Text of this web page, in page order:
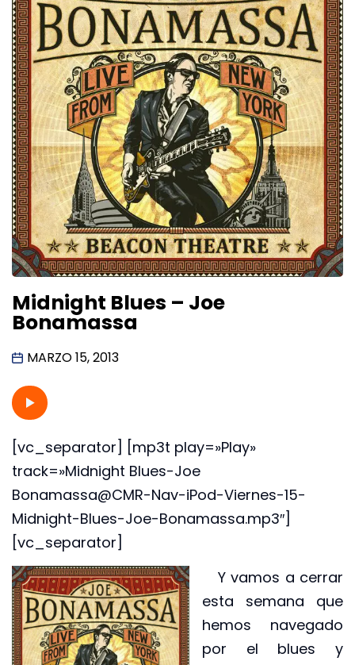
Midnight Blues – Joe
Bonamassa
MARZO 15, 2013
[vc_separator] [mp3t play=»Play»
track=»Midnight Blues-Joe
Bonamassa@CMR-Nav-iPod-Viernes-15-
Midnight-Blues-Joe-Bonamassa.mp3″]
[vc_separator]
Y vamos a cerrar
esta semana que
hemos navegado
por el blues y